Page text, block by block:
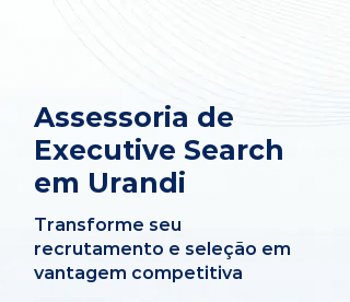
Assessoria de
Executive Search
em Urandi
Transforme seu
recrutamento e seleção em
vantagem competitiva